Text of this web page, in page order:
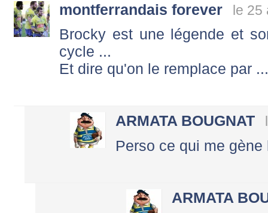
montferrandais forever le 25
Brocky est une légende et
cycle ...
Et dire qu'on le remplace par
ARMATA BOUGNAT
Perso ce qui me
ARMATA